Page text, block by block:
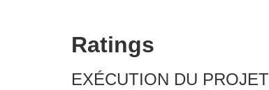
Ratings
EXÉCUTION DU PROJET